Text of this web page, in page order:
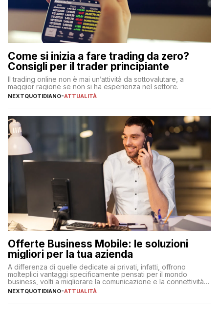
Come si inizia a fare trading da zero?
Consigli per il trader principiante
Il trading online non è mai un’attività da sottovalutare, a
maggior ragione se non si ha esperienza nel settore.
NEXTQUOTIDIANO-ATTUALITÀ
Offerte Business Mobile: le soluzioni
migliori per la tua azienda
A differenza di quelle dedicate ai privati, infatti, offrono
molteplici vantaggi specificamente pensati per il mondo
business, volti a migliorare la comunicazione e la connettività
degli utenti
NEXTQUOTIDIANO-ATTUALITÀ